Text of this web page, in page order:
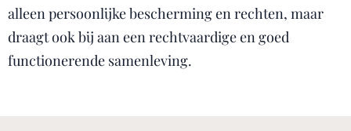
alleen persoonlijke bescherming en rechten, maar
draagt ook bij aan een rechtvaardige en goed
functionerende samenleving.